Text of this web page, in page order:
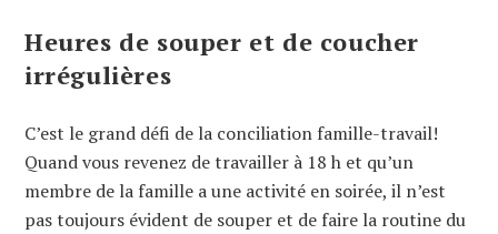
Heures de souper et de coucher
irrégulières
C’est le grand défi de la conciliation famille-travail!
Quand vous revenez de travailler à 18 h et qu’un
membre de la famille a une activité en soirée, il n’est
pas toujours évident de souper et de faire la routine du